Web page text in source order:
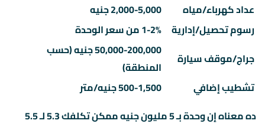
عداد كهرباء/مياه
2,000-5,000 جنيه
رسوم تحصيل/إدارية
1-2% من سعر الوحدة
جراج/موقف سيارة
50,000-200,000 جنيه (حسب
المنطقة)
تشطيب إضافي
500-1,500 جنيه/متر
ده معناه إن وحدة بـ 5 مليون جنيه ممكن تكلفك 5.3 لـ 5.5